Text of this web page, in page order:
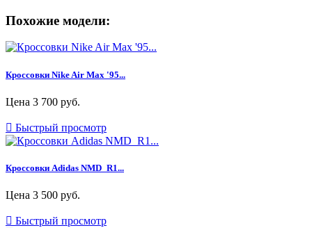
Похожие модели:
Кроссовки Nike Air Max '95...
Цена 3 700 руб.
 Быстрый просмотр
Кроссовки Adidas NMD_R1...
Цена 3 500 руб.
 Быстрый просмотр